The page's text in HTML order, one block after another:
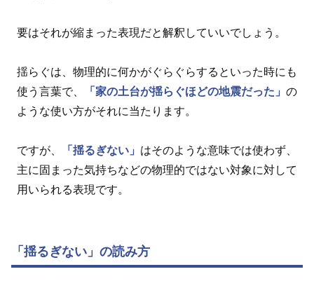
要はそれが縮まった表現だと解釈していいでしょう。
揺らぐは、物理的に何かがぐらぐらするといった時にも
使う言葉で、
「家の土台が揺らぐほどの地震だった」 の
ような使い方がそれに当たります。
ですが、 「揺るぎない」 はそのような意味では使わず、
主に固まった気持ちなどの物理的ではない対象に対して
用いられる表現です。
「揺るぎない」の読み方